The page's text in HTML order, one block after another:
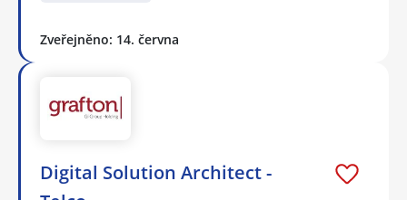
Zveřejněno: 14. června
Digital Solution Architect -